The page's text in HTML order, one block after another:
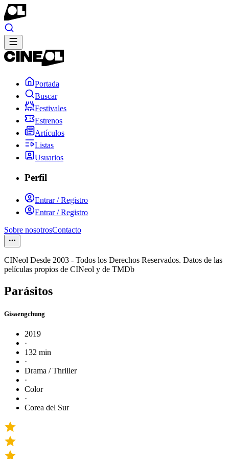
Portada
Buscar
Festivales
Estrenos
Artículos
Listas
Usuarios
Perfil
Entrar / Registro
Entrar / Registro
Sobre nosotrosContacto
CINeol Desde 2003 - Todos los Derechos Reservados. Datos de las
películas propios de CINeol y de TMDb
Parásitos
Gisaengchung
2019
·
132 min
·
Drama / Thriller
·
Color
·
Corea del Sur